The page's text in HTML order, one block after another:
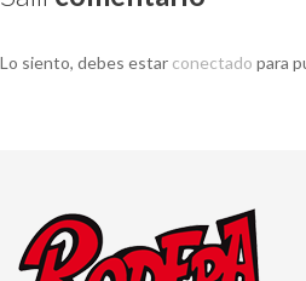
Lo siento, debes estar conectado para